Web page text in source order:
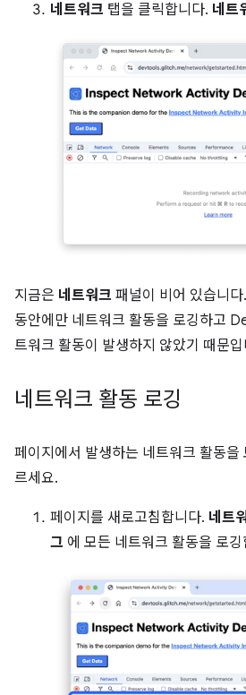
네트워크 탭을 클릭합니다. 네트
지금은 네트워크 패널이 비어 있습니
동안에만 네트워크 활동을 로깅하고
트워크 활동이 발생하지 않았기 때문입
네트워크 활동 로깅
페이지에서 발생하는 네트워크 활동을
르세요.
페이지를 새로고침합니다. 네트
그 에 모든 네트워크 활동을 로깅